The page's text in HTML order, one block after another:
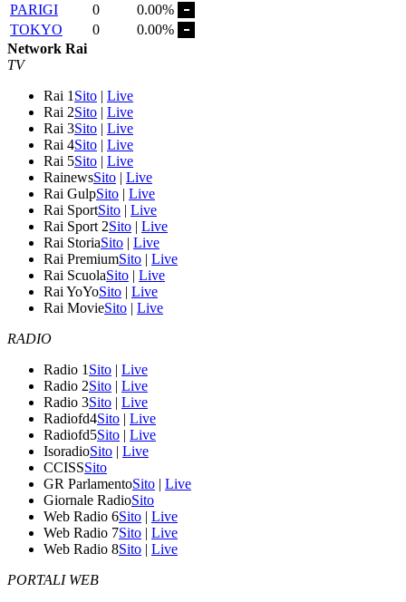
PARIGI
0
0.00%
TOKYO
0
0.00%
Network Rai
TV
Rai 1 Sito | Live
Rai 2Sito | Live
Rai 3Sito | Live
Rai 4Sito | Live
Rai 5Sito | Live
RainewsSito | Live
Rai GulpSito | Live
Rai SportSito | Live
Rai Sport 2Sito | Live
Rai StoriaSito | Live
Rai PremiumSito | Live
Rai ScuolaSito | Live
Rai YoYoSito | Live
Rai MovieSito | Live
RADIO
Radio 1 Sito | Live
Radio 2Sito | Live
Radio 3Sito | Live
Radiofd4Sito | Live
Radiofd5Sito | Live
IsoradioSito | Live
CCISSSito
GR ParlamentoSito | Live
Giornale RadioSito
Web Radio 6Sito | Live
Web Radio 7Sito | Live
Web Radio 8Sito | Live
PORTALI WEB